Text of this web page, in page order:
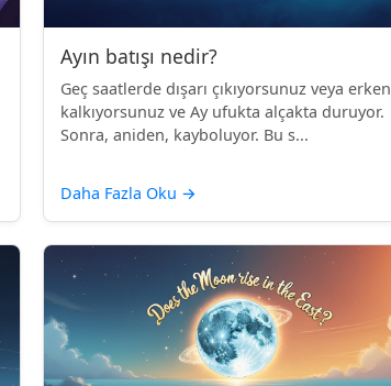
Ayın batışı nedir?
Geç saatlerde dışarı çıkıyorsunuz veya erken
kalkıyorsunuz ve Ay ufukta alçakta duruyor.
Sonra, aniden, kayboluyor. Bu s...
Daha Fazla Oku →